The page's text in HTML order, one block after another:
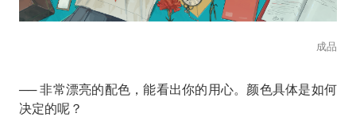
成品
── 非常漂亮的配色，能看出你的用心。颜色具体是如何
决定的呢？